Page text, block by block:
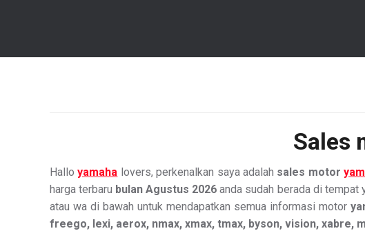
Sales
Halloyamaha lovers, perkenalkan saya adalah sales motor
harga terbaru bulan Agustus 2026anda sudah berada di tempat
atau wa di bawah untuk mendapatkan semua informasi motor
freego, lexi, aerox, nmax, xmax, tmax, byson, vision, xabre,